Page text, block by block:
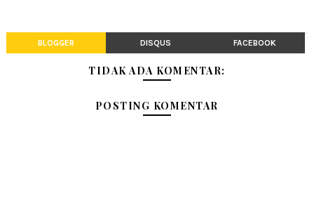
BLOGGER DISQUS FACEBOOK
TIDAK ADA KOMENTAR:
POSTING KOMENTAR